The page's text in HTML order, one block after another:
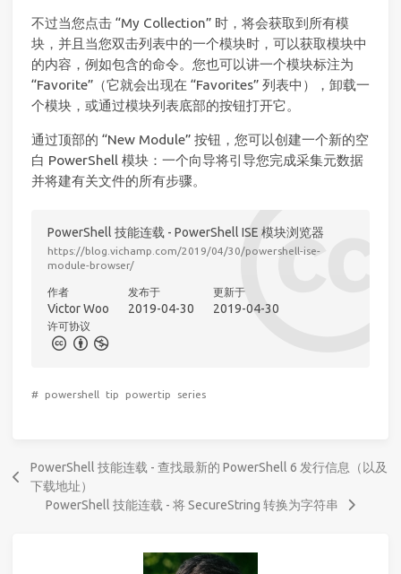
不过当您点击 “My Collection” 时，将会获取到所有模
块，并且当您双击列表中的一个模块时，可以获取模块中
的内容，例如包含的命令。您也可以讲一个模块标注为
“Favorite”（它就会出现在 “Favorites” 列表中），卸载一
个模块，或通过模块列表底部的按钮打开它。
通过顶部的 “New Module” 按钮，您可以创建一个新的空
白 PowerShell 模块：一个向导将引导您完成采集元数据
并将建有关文件的所有步骤。
PowerShell 技能连载 - PowerShell ISE 模块浏览器
https://blog.vichamp.com/2019/04/30/powershell-ise-
module-browser/
作者
Victor Woo
发布于
2019-04-30
更新于
2019-04-30
许可协议
# powershell tip powertip series
PowerShell 技能连载 - 查找最新的 PowerShell 6 发行信息（以及
下载地址）
PowerShell 技能连载 - 将 SecureString 转换为字符串